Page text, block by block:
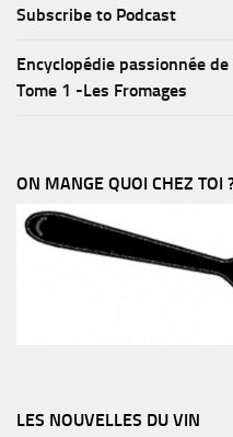
Subscribe to Podcast
Encyclopédie passionnée
Tome 1 -Les Fromages
ON MANGE QUOI CHEZ TOI
LES NOUVELLES DU VIN